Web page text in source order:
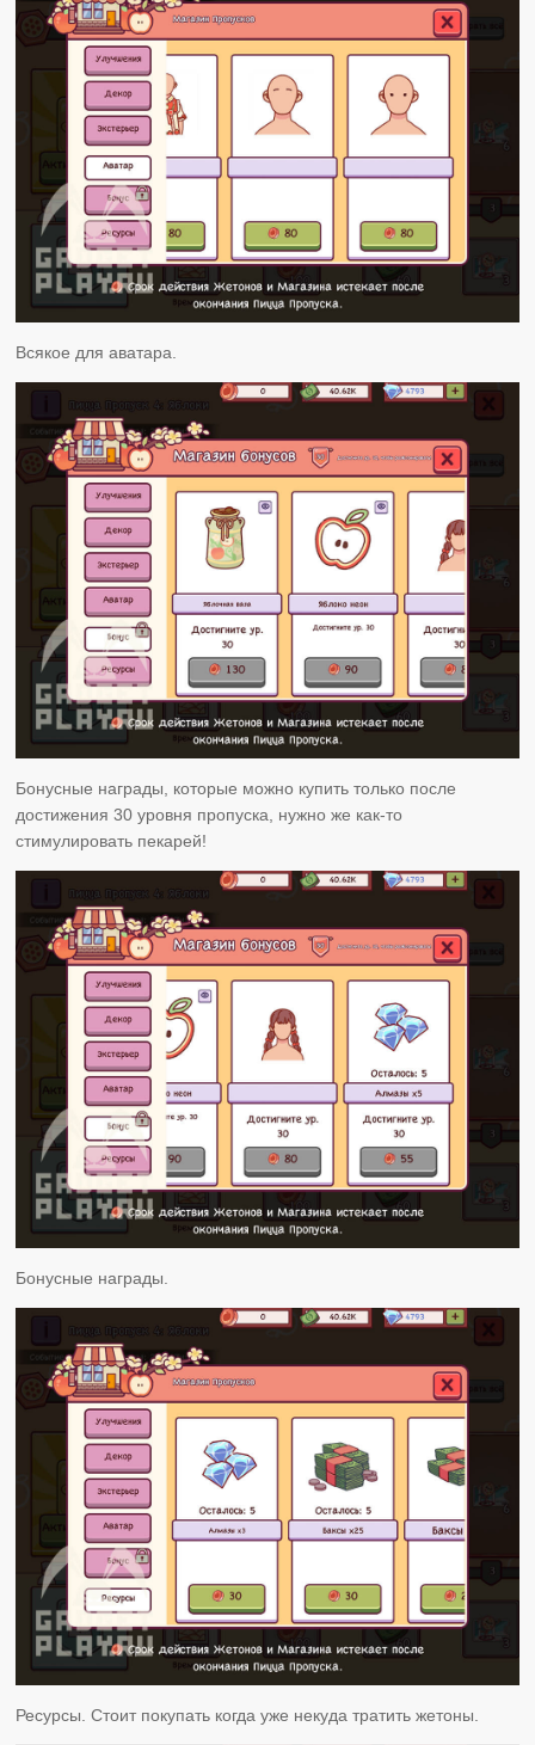
Всякое для аватара.
Бонусные награды, которые можно купить только после
достижения 30 уровня пропуска, нужно же как-то
стимулировать пекарей!
Бонусные награды.
Ресурсы. Стоит покупать когда уже некуда тратить жетоны.